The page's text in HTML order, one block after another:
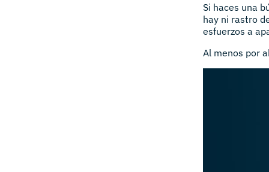
Si haces una
hay ni rastro
esfuerzos a
Al menos por